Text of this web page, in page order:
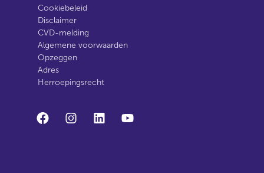
Cookiebeleid
Disclaimer
CVD-melding
Algemene voorwaarden
Opzeggen
Adres
Herroepingsrecht
facebookinstagramlinkedinyoutube